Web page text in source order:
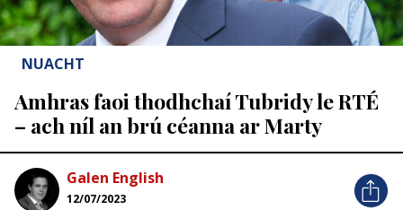
NUACHT
Amhras faoi thodhchaí Tubridy le RTÉ
– ach níl an brú céanna ar Marty
Galen English
12/07/2023